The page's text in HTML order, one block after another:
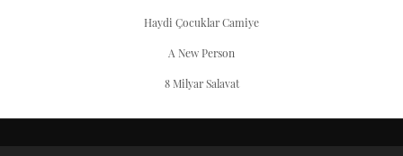
Haydi Çocuklar Camiye
A New Person
8 Milyar Salavat